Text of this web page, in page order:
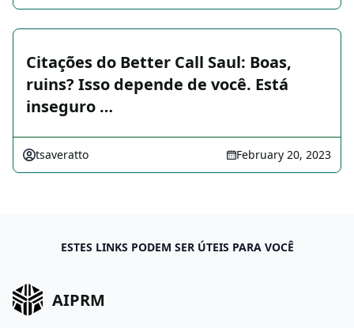
Citações do Better Call Saul: Boas,
ruins? Isso depende de você. Está
inseguro …
tsaveratto February 20, 2023
ESTES LINKS PODEM SER ÚTEIS PARA VOCÊ
AIPRM